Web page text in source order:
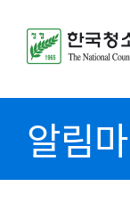
알림